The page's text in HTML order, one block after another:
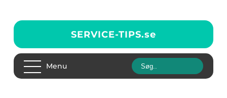
SERVICE-TIPS.se
Menu